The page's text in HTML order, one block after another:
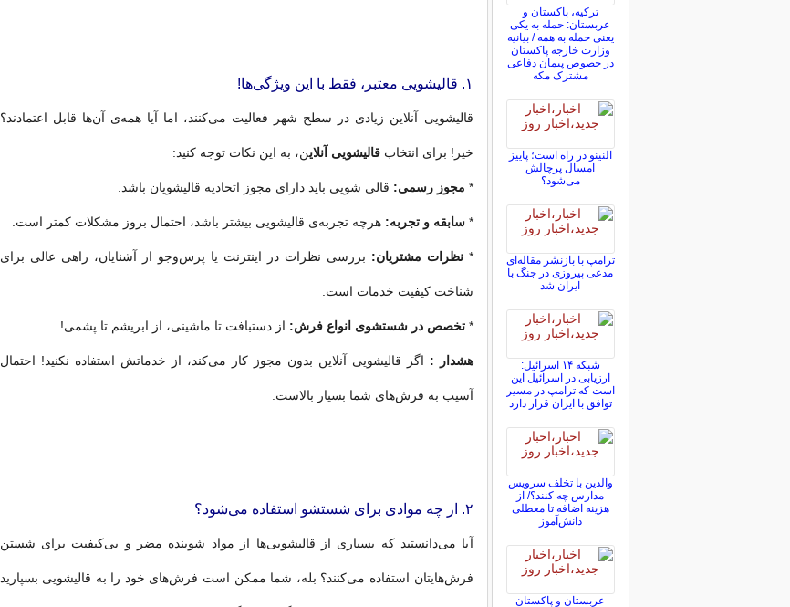
۱. قالیشویی معتبر، فقط با این ویژگی‌ها!
قالیشویی‌ آنلاین زیادی در سطح شهر فعالیت می‌کنند، اما آیا همه‌ی آن‌ها قابل اعتمادند؟
خیر! برای انتخابقالیشویی آنلاین، به این نکات توجه کنید:
* مجوز رسمی: قالی شویی باید دارای مجوز اتحادیه قالیشویان باشد.
*سابقه و تجربه: هرچه تجربه‌ی قالیشویی بیشتر باشد، احتمال بروز مشکلات کمتر است.
*نظرات مشتریان: بررسی نظرات در اینترنت یا پرس‌وجو از آشنایان، راهی عالی برای
شناخت کیفیت خدمات است.
*تخصص در شستشوی انواع فرش: از دستبافت تا ماشینی، از ابریشم تا پشمی!
هشدار : اگر قالیشویی آنلاین بدون مجوز کار می‌کند، از خدماتش استفاده نکنید! احتمال
آسیب به فرش‌های شما بسیار بالاست.
۲. از چه موادی برای شستشو استفاده می‌شود؟
آیا می‌دانستید که بسیاری از قالیشویی‌ها از مواد شوینده مضر و بی‌کیفیت برای شستن
فرش‌هایتان استفاده می‌کنند؟ بله، شما ممکن است فرش‌های خود را به قالیشویی بسپارید
ترکیه، پاکستان و
عربستان: حمله به یکی
یعنی حمله به همه / بیانیه
وزارت خارجه پاکستان
در خصوص پیمان دفاعی
مشترک مکه
النینو در راه است؛ پاییز
امسال پرچالش
می‌شود؟
ترامپ با بازنشر مقاله‌ای
مدعی پیروزی در جنگ با
ایران شد
شبکه ۱۴ اسرائیل:
ارزیابی در اسرائیل این
است که ترامپ در مسیر
توافق با ایران قرار دارد
والدین با تخلف سرویس
مدارس چه کنند؟/ از
هزینه اضافه تا معطلی
دانش‌آموز
عربستان و پاکستان